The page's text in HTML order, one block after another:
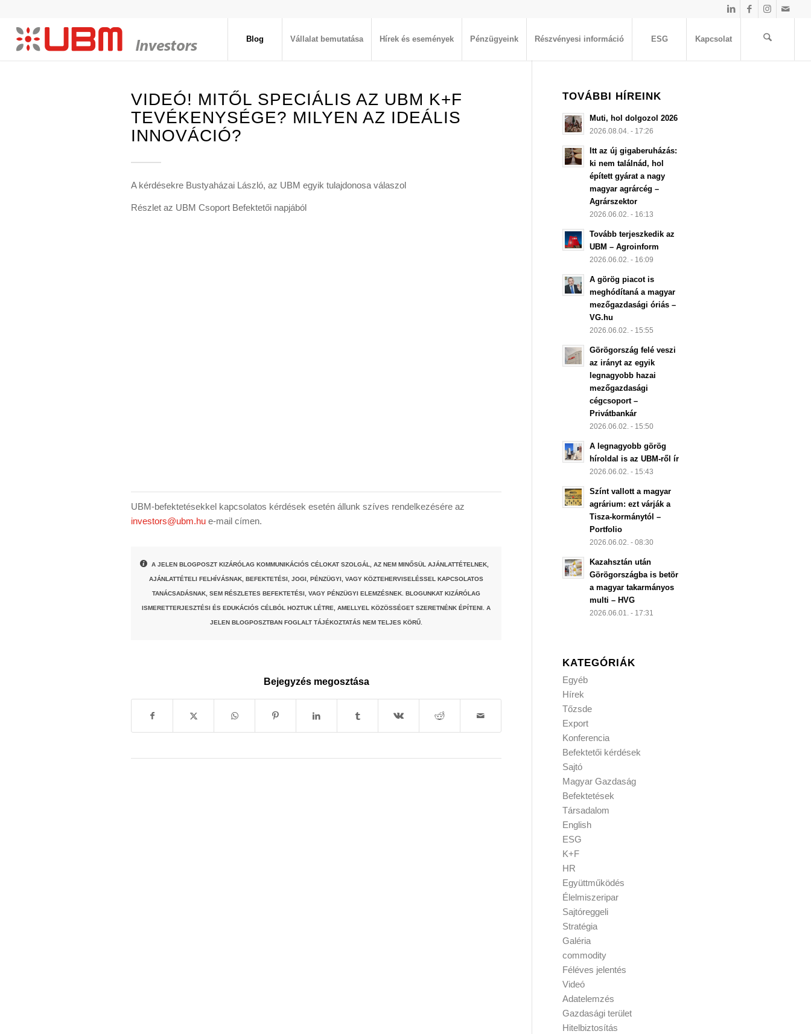
Blog Vállalat bemutatása Hírek és események Pénzügyeink Részvényesi információ ESG Kapcsolat
VIDEÓ! MITŐL SPECIÁLIS AZ UBM K+F
TEVÉKENYSÉGE? MILYEN AZ IDEÁLIS
INNOVÁCIÓ?
A kérdésekre Bustyaházai László, az UBM egyik tulajdonosa válaszol
Részlet az UBM Csoport Befektetői napjából
UBM-befektetésekkel kapcsolatos kérdések esetén állunk szíves rendelkezésére az
investors@ubm.hu e-mail címen.
A JELEN BLOGPOSZT KIZÁRÓLAG KOMMUNIKÁCIÓS CÉLOKAT SZOLGÁL, AZ NEM MINŐSÜL AJÁNLATTÉTELNEK,
AJÁNLATTÉTELI FELHÍVÁSNAK, BEFEKTETÉSI, JOGI, PÉNZÜGYI, VAGY KÖZTEHERVISELÉSSEL KAPCSOLATOS
TANÁCSADÁSNAK, SEM RÉSZLETES BEFEKTETÉSI, VAGY PÉNZÜGYI ELEMZÉSNEK. BLOGUNKAT KIZÁRÓLAG
ISMERETTERJESZTÉSI ÉS EDUKÁCIÓS CÉLBÓL HOZTUK LÉTRE, AMELLYEL KÖZÖSSÉGET SZERETNÉNK ÉPÍTENI. A
JELEN BLOGPOSZTBAN FOGLALT TÁJÉKOZTATÁS NEM TELJES KÖRŰ.
Bejegyzés megosztása
TOVÁBBI HÍREINK
Muti, hol dolgozol 2026
2026.08.04. - 17:26
Itt az új gigaberuházás:
ki nem találnád, hol
épített gyárat a nagy
magyar agrárcég –
Agrárszektor
2026.06.02. - 16:13
Tovább terjeszkedik az
UBM – Agroinform
2026.06.02. - 16:09
A görög piacot is
meghódítaná a magyar
mezőgazdasági óriás –
VG.hu
2026.06.02. - 15:55
Görögország felé veszi
az irányt az egyik
legnagyobb hazai
mezőgazdasági
cégcsoport –
Privátbankár
2026.06.02. - 15:50
A legnagyobb görög
híroldal is az UBM-ről ír
2026.06.02. - 15:43
Színt vallott a magyar
agrárium: ezt várják a
Tisza-kormánytól –
Portfolio
2026.06.02. - 08:30
Kazahsztán után
Görögországba is betör
a magyar takarmányos
multi – HVG
2026.06.01. - 17:31
KATEGÓRIÁK
Egyéb
Hírek
Tőzsde
Export
Konferencia
Befektetői kérdések
Sajtó
Magyar Gazdaság
Befektetések
Társadalom
English
ESG
K+F
HR
Együttműködés
Élelmiszeripar
Sajtóreggeli
Stratégia
Galéria
commodity
Féléves jelentés
Videó
Adatelemzés
Gazdasági terület
Hitelbiztosítás